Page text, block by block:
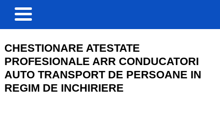
CHESTIONARE ATESTATE
PROFESIONALE ARR CONDUCATORI
AUTO TRANSPORT DE PERSOANE IN
REGIM DE INCHIRIERE